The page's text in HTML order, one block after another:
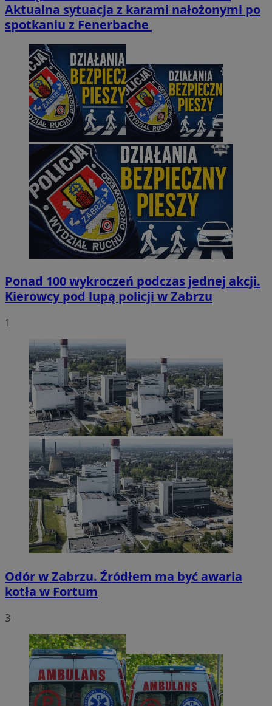
Aktualna sytuacja z karami nałożonymi po
spotkaniu z Fenerbache
Ponad 100 wykroczeń podczas jednej akcji.
Kierowcy pod lupą policji w Zabrzu
1
Odór w Zabrzu. Źródłem ma być awaria
kotła w Fortum
3